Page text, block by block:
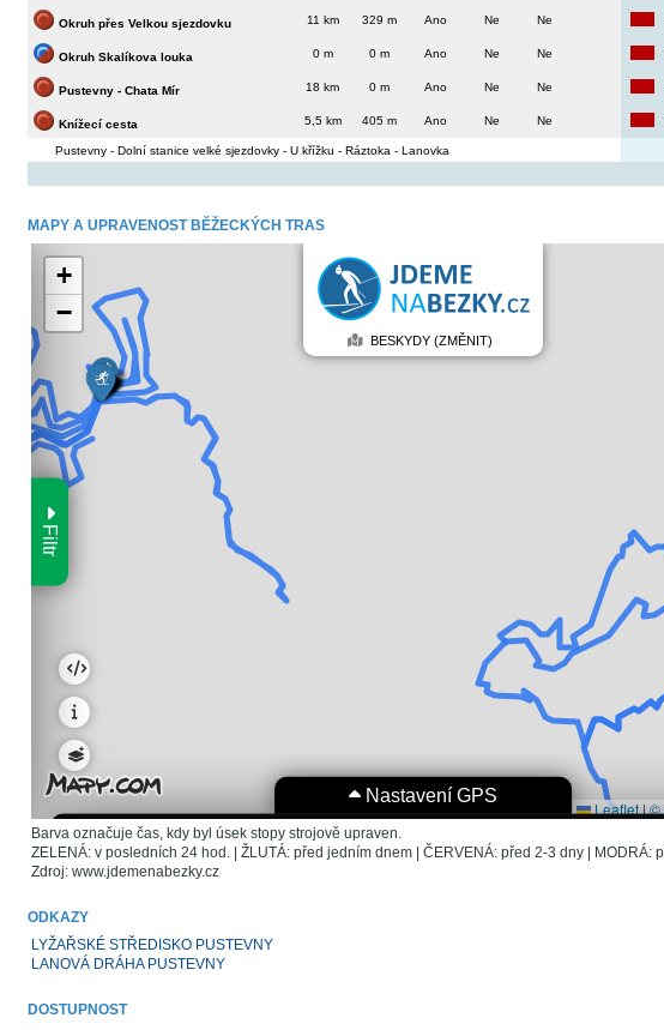
Okruh přes Velkou sjezdovku 11 km 329 m Ano Ne Ne
Okruh Skalíkova louka 0 m 0 m Ano Ne Ne
Pustevny - Chata Mír 18 km 0 m Ano Ne Ne
Knížecí cesta 5,5 km 405 m Ano Ne Ne
Pustevny - Dolní stanice velké sjezdovky - U křížku - Ráztoka - Lanovka
MAPY A UPRAVENOST BĚŽECKÝCH TRAS
Barva označuje čas, kdy byl úsek stopy strojově upraven.
ZELENÁ: v posledních 24 hod. | ŽLUTÁ: před jedním dnem | ČERVENÁ: před 2-3 dny | MODRÁ:
Zdroj: www.jdemenabezky.cz
ODKAZY
LYŽAŘSKÉ STŘEDISKO PUSTEVNY
LANOVÁ DRÁHA PUSTEVNY
DOSTUPNOST